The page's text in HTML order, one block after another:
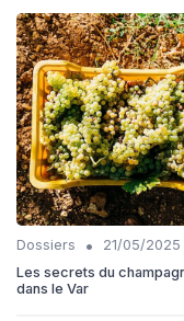
Dossiers •
21/05/2025
Les secrets du
dans le Var